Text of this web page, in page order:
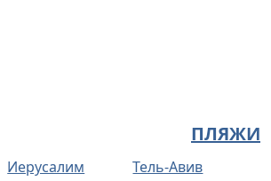
ПЛЯЖИ
Иерусалим
Тель-Авив